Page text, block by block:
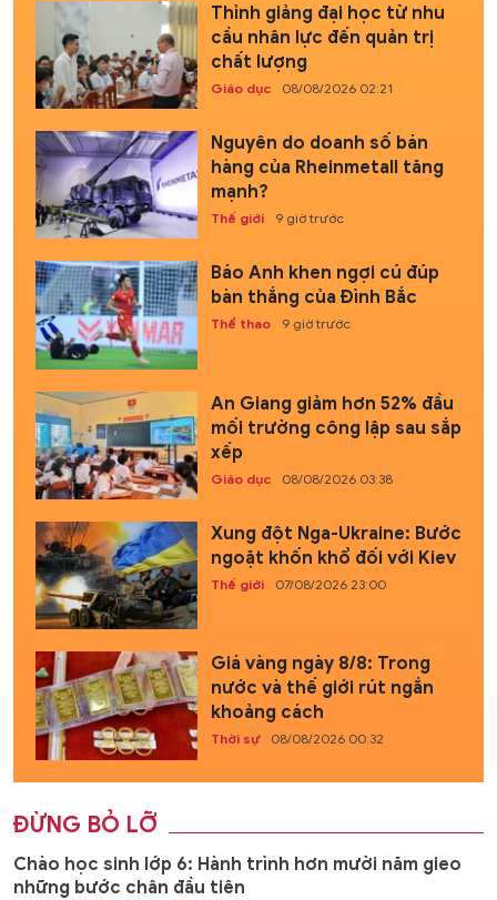
Thỉnh giảng đại học từ nhu
cầu nhân lực đến quản trị
chất lượng
Giáo dục 08/08/2026 02:21
Nguyên do doanh số bán
hàng của Rheinmetall tăng
mạnh?
Thế giới 9 giờ trước
Báo Anh khen ngợi cú đúp
bàn thắng của Đình Bắc
Thể thao 9 giờ trước
An Giang giảm hơn 52% đầu
mối trường công lập sau sắp
xếp
Giáo dục 08/08/2026 03:38
Xung đột Nga-Ukraine: Bước
ngoặt khốn khổ đối với Kiev
Thế giới 07/08/2026 23:00
Giá vàng ngày 8/8: Trong
nước và thế giới rút ngắn
khoảng cách
Thời sự 08/08/2026 00:32
ĐỪNG BỎ LỠ
Chào học sinh lớp 6: Hành trình hơn mười năm gieo
những bước chân đầu tiên